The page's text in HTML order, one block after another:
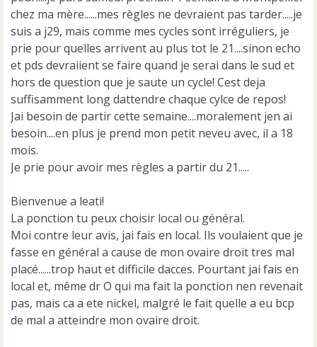
chez ma mère......mes règles ne devraient pas tarder.....je
suis a j29, mais comme mes cycles sont irréguliers, je
prie pour quelles arrivent au plus tot le 21....sinon echo
et pds devraiient se faire quand je serai dans le sud et
hors de question que je saute un cycle! Cest deja
suffisamment long dattendre chaque cylce de repos!
Jai besoin de partir cette semaine....moralement jen ai
besoin....en plus je prend mon petit neveu avec, il a 18
mois.
Je prie pour avoir mes règles a partir du 21.....
Bienvenue a leati!
La ponction tu peux choisir local ou général.
Moi contre leur avis, jai fais en local. Ils voulaient que je
fasse en général a cause de mon ovaire droit tres mal
placé......trop haut et difficile dacces. Pourtant jai fais en
local et, même dr O qui ma fait la ponction nen revenait
pas, mais ca a ete nickel, malgré le fait quelle a eu bcp
de mal a atteindre mon ovaire droit.